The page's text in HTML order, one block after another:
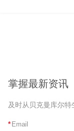
掌握最新资讯
及时从贝克曼库尔特
* Email